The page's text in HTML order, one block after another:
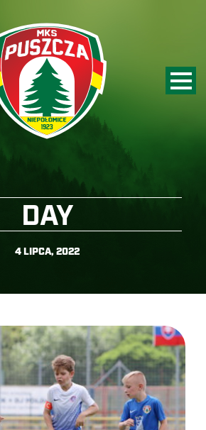
DAY
4 LIPCA, 2022